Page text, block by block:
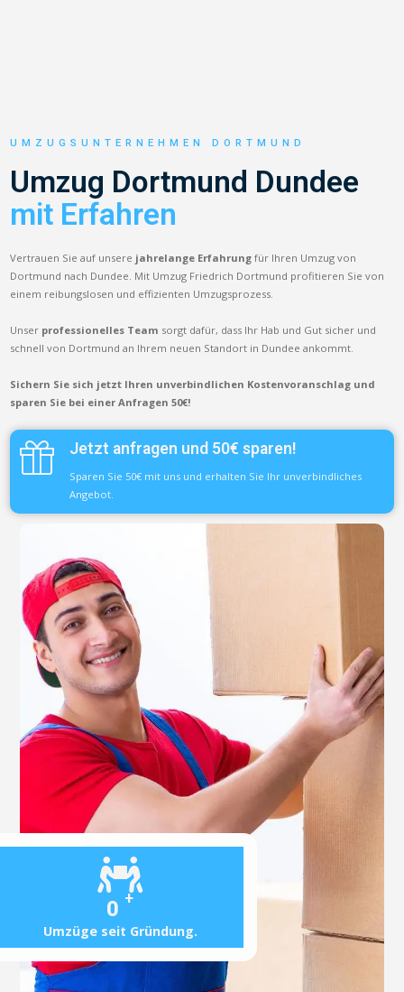
0 +
Umzüge seit Gründung.
UMZUGSUNTERNEHMEN DORTMUND
Umzug Dortmund Dundee
mit Erfahren
Vertrauen Sie auf unsere jahrelange Erfahrung für Ihren Umzug von
Dortmund nach Dundee. Mit Umzug Friedrich Dortmund profitieren Sie von
einem reibungslosen und effizienten Umzugsprozess.
Unser professionelles Team sorgt dafür, dass Ihr Hab und Gut sicher und
schnell von Dortmund an Ihrem neuen Standort in Dundee ankommt.
Sichern Sie sich jetzt Ihren unverbindlichen Kostenvoranschlag und
sparen Sie bei einer Anfragen 50€!
Jetzt anfragen und 50€ sparen!
Sparen Sie 50€ mit uns und erhalten Sie Ihr unverbindliches
Angebot.